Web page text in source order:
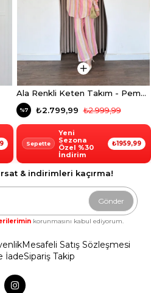
Ala Renkli Keten Takım - Sarı
%7 ₺2.799,99 ₺2.999,99
Yeni
Sezona
Özel %30
İndirim
₺1959,99
& indirimleri kaçırma!
Gönder
korunmasını kabul ediyorum.
Mesafeli Satış Sözleşmesi
İadeSipariş Takip